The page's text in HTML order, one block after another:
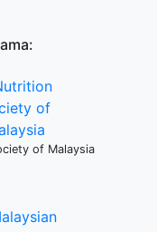
of Malaysia